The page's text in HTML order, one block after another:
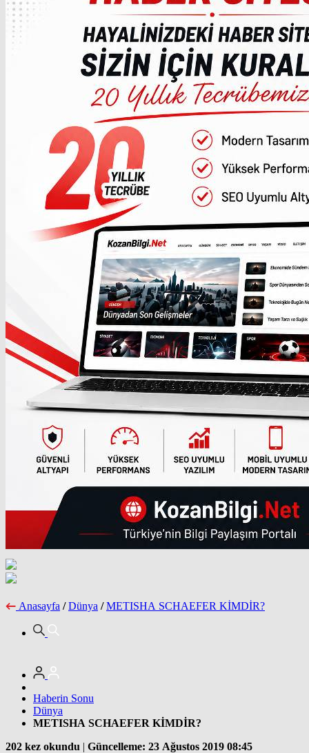
Anasayfa / Dünya / METISHA SCHAEFER KİMDİR?
Haberin Sonu
Dünya
METISHA SCHAEFER KİMDİR?
202 kez okundu | Güncelleme: 23 Ağustos 2019 08:45